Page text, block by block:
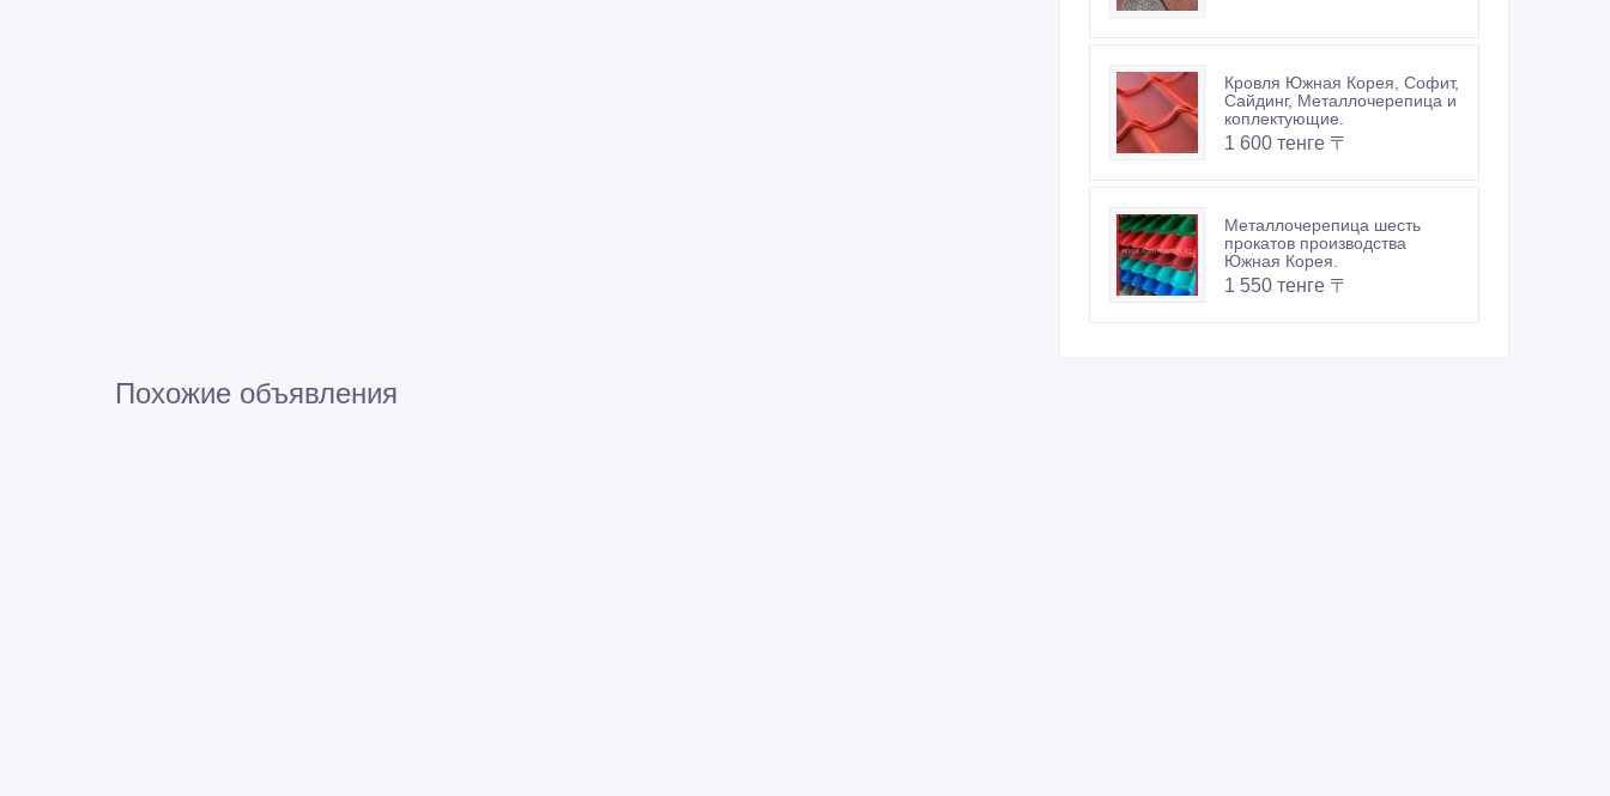
Кровля Южная Корея, Софит,
Сайдинг, Металлочерепица и
коплектующие.
1 600 тенге 〒
Металлочерепица шесть
прокатов производства
Южная Корея.
1 550 тенге 〒
Похожие объявления